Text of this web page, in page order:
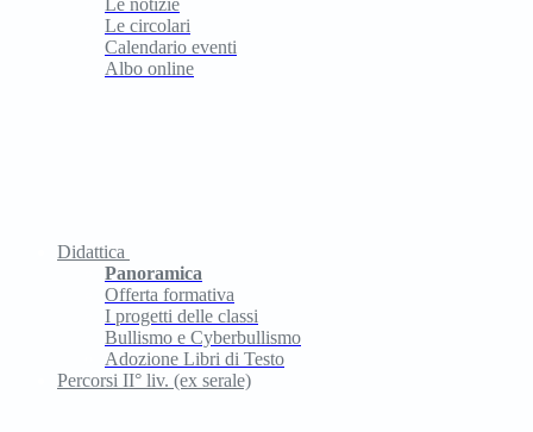
Le notizie
Le circolari
Calendario eventi
Albo online
Didattica
Panoramica
Offerta formativa
I progetti delle classi
Bullismo e Cyberbullismo
Adozione Libri di Testo
Percorsi II° liv. (ex serale)